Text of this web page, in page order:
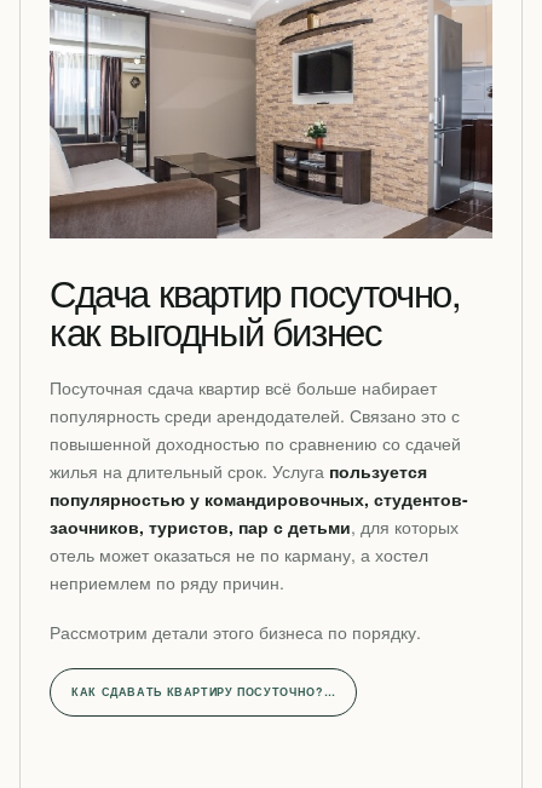
Сдача квартир посуточно,
как выгодный бизнес
Посуточная сдача квартир всё больше набирает
популярность среди арендодателей. Связано это с
повышенной доходностью по сравнению со сдачей
жилья на длительный срок. Услуга пользуется
популярностью у командировочных, студентов-
заочников, туристов, пар с детьми, для которых
отель может оказаться не по карману, а хостел
неприемлем по ряду причин.
Рассмотрим детали этого бизнеса по порядку.
КАК СДАВАТЬ КВАРТИРУ ПОСУТОЧНО?…